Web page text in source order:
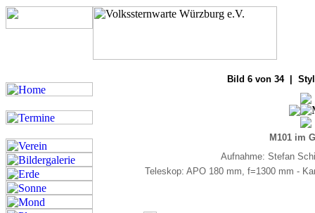
Bild 6 von 34 |
M101 im
Aufnahme: Stefan
Teleskop: APO 180 mm, f=1300 mm -